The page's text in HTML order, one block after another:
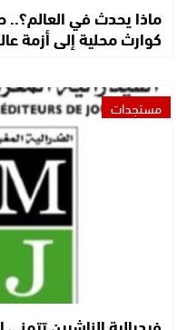
ماذا يحدث في العالم؟..
كوارث محلية إلى أزمة
مستجدات